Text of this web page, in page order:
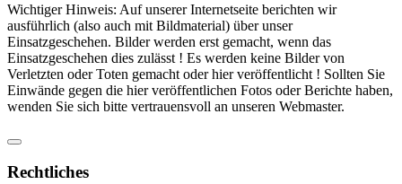
Wichtiger Hinweis: Auf unserer Internetseite berichten wir
ausführlich (also auch mit Bildmaterial) über unser
Einsatzgeschehen. Bilder werden erst gemacht, wenn das
Einsatzgeschehen dies zulässt ! Es werden keine Bilder von
Verletzten oder Toten gemacht oder hier veröffentlicht ! Sollten Sie
Einwände gegen die hier veröffentlichen Fotos oder Berichte haben,
wenden Sie sich bitte vertrauensvoll an unseren Webmaster.
Rechtliches